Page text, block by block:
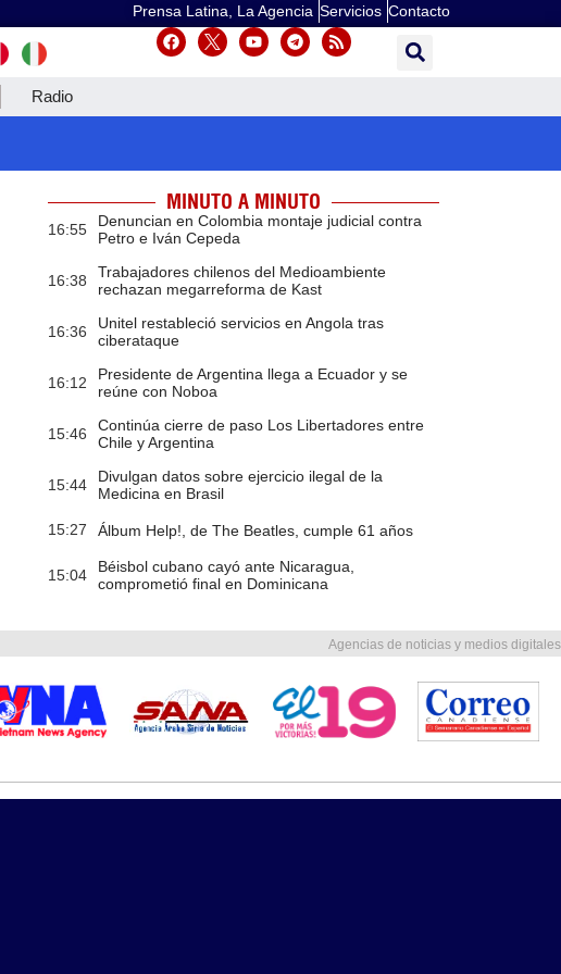
Prensa Latina, La Agencia Servicios Contacto
Radio
MINUTO A MINUTO
16:55
Denuncian en Colombia montaje judicial contra
Petro e Iván Cepeda
16:38
Trabajadores chilenos del Medioambiente
rechazan megarreforma de Kast
16:36
Unitel restableció servicios en Angola tras
ciberataque
16:12
Presidente de Argentina llega a Ecuador y se
reúne con Noboa
15:46
Continúa cierre de paso Los Libertadores entre
Chile y Argentina
15:44
Divulgan datos sobre ejercicio ilegal de la
Medicina en Brasil
15:27 Álbum Help!, de The Beatles, cumple 61 años
15:04
Béisbol cubano cayó ante Nicaragua,
comprometió final en Dominicana
Agencias de noticias y medios digitales